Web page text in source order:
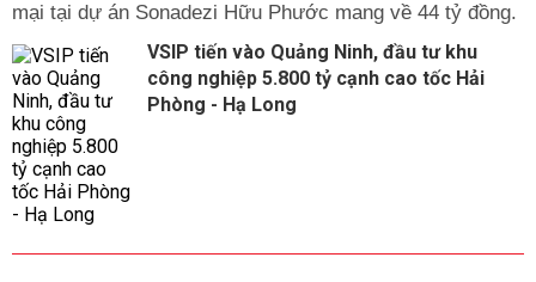
mại tại dự án Sonadezi Hữu Phước mang về 44 tỷ đồng.
VSIP tiến vào Quảng Ninh, đầu tư khu
công nghiệp 5.800 tỷ cạnh cao tốc Hải
Phòng - Hạ Long